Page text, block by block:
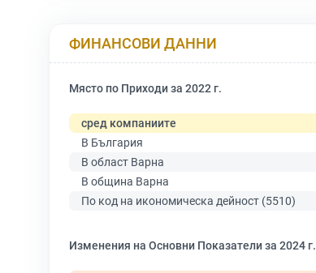
ФИНАНСОВИ ДАННИ
Място по Приходи за 2022 г.
сред компаниите
В България
В област Варна
В община Варна
По код на икономическа дейност (5510)
Изменения на Основни Показатели за 2024 г.